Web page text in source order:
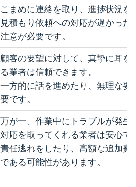
こまめに連絡を取り、進捗状況
見積もり依頼への対応が遅かっ
注意が必要です。
顧客の要望に対して、真摯に耳
る業者は信頼できます。
一方的に話を進めたり、無理な
要です。
万が一、作業中にトラブルが発
対応を取ってくれる業者は安心で
責任逃れをしたり、高額な追加
である可能性があります。